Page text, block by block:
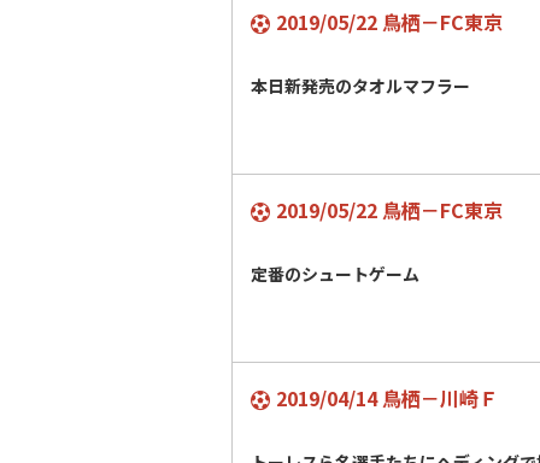
2019/05/22 鳥栖－FC東京
本日新発売のタオルマフラー
2019/05/22 鳥栖－FC東京
定番のシュートゲーム
2019/04/14 鳥栖－川崎Ｆ